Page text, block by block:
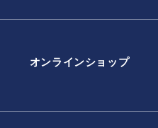
オンラインショップ